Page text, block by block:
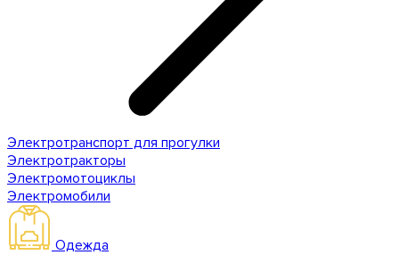
Электротранспорт для прогулки
Электротракторы
Электромотоциклы
Электромобили
Одежда